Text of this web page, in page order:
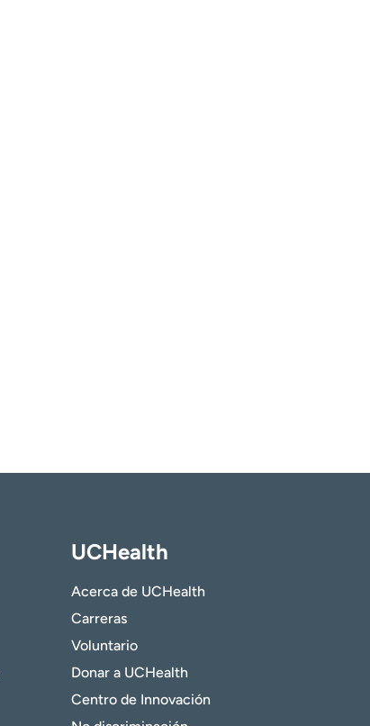
UCHealth
Acerca de UCHealth
Carreras
Voluntario
Donar a UCHealth
Centro de Innovación